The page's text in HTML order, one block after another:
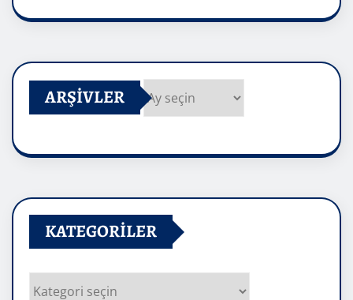
ARŞIVLER
KATEGORILER
Kategoriler